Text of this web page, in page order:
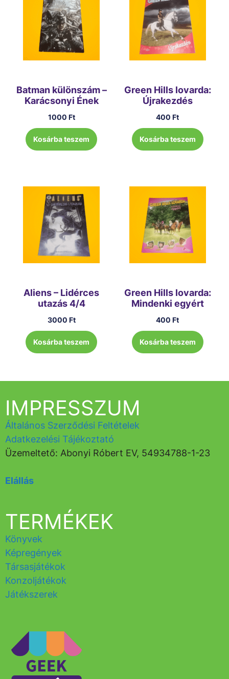
Batman különszám –
Karácsonyi Ének
1000 Ft
Kosárba teszem
Green Hills lovarda:
Újrakezdés
400Ft
Kosárba teszem
Aliens – Lidérces
utazás 4/4
3000 Ft
Kosárba teszem
Green Hills lovarda:
Mindenki egyért
400Ft
Kosárba teszem
TERMÉKEK
Könyvek
Képregények
Társasjátékok
Konzoljátékok
Játékszerek
IMPRESSZUM
Általános Szerződési Feltételek
Adatkezelési Tájékoztató
Üzemeltető: Abonyi Róbert EV, 54934788-1-23
Elállás